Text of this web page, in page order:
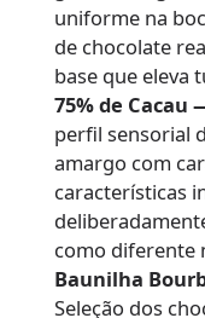
uniforme na
de chocolate
base que eleva
75% de
perfil sensorial
amargo com
características
como diferente
Baunilha
Seleção dos